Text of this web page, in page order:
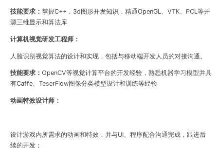
技能要求： 掌握C++，3d图形开发知识，精通OpenGL、VTK、PCL等开
源三维显示和算法库
计算机视觉研发工程师：
人脸识别视觉算法的设计和实现，包括与移动端开发人员的对接沟通。
技能要求： OpenCV等视觉计算平台的开发经验，熟悉机器学习模型并具
有Caffe、TeserFlow图像分类模型设计和训练等经验
动画特效设计师：
设计游戏内所需求的动画和特效，并与UI、程序配合沟通完成，跟进后
续的开发；